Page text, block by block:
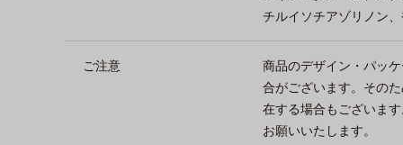
チルイソチアゾリノン
ご注意
商品のデザイン・パッ
合がございます。その
在する場合もございま
お願いいたします。